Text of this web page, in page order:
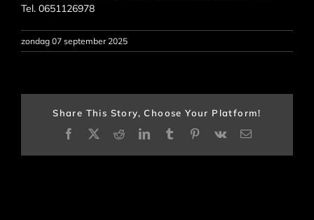
Tel. 0651126978
zondag 07 september 2025
Share This Story, Choose Your Platform!
Facebook
X RedditLinkedInTumblrPinterest
Vk
E-